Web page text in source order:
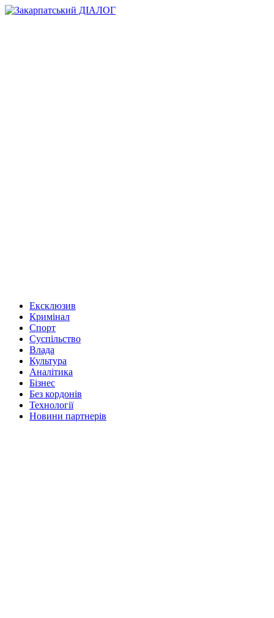
Ексклюзив
Кримінал
Спорт
Суспільство
Влада
Культура
Аналітика
Бізнес
Без кордонів
Технології
Новини партнерів